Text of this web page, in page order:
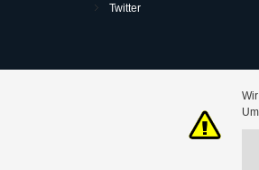
Twitter
© 2009 - 2025 Hoch'Alp Käsehaus in